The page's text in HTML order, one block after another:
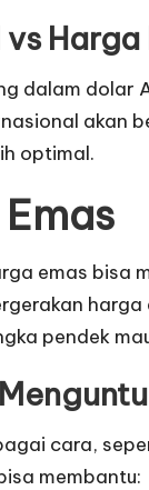
Harga
dalam dolar
akan
optimal.
emas bisa
pendek
cara,
membantu: